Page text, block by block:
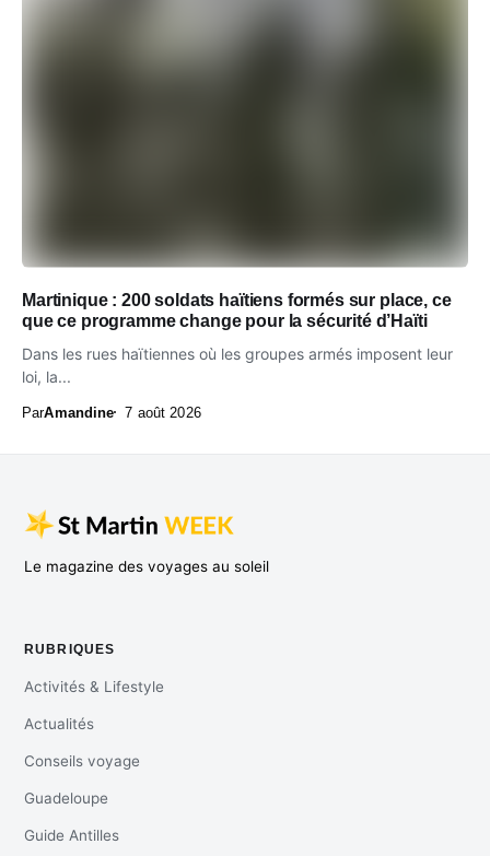
Martinique : 200 soldats haïtiens formés sur place, ce
que ce programme change pour la sécurité d’Haïti
Dans les rues haïtiennes où les groupes armés imposent leur
loi, la...
ParAmandine 7 août 2026
Le magazine des voyages au soleil
RUBRIQUES
Activités & Lifestyle
Actualités
Conseils voyage
Guadeloupe
Guide Antilles